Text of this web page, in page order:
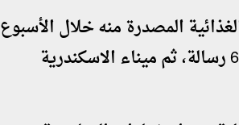
المصدرة منه خلال الأسبوع
الماضي بإجمالي 720 رسالة، يليه ميناء سفاجا بـ 680 رسالة، ثم ميناء الاسكندرية